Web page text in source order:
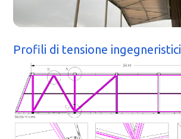
Profili di tensione ingegneristici